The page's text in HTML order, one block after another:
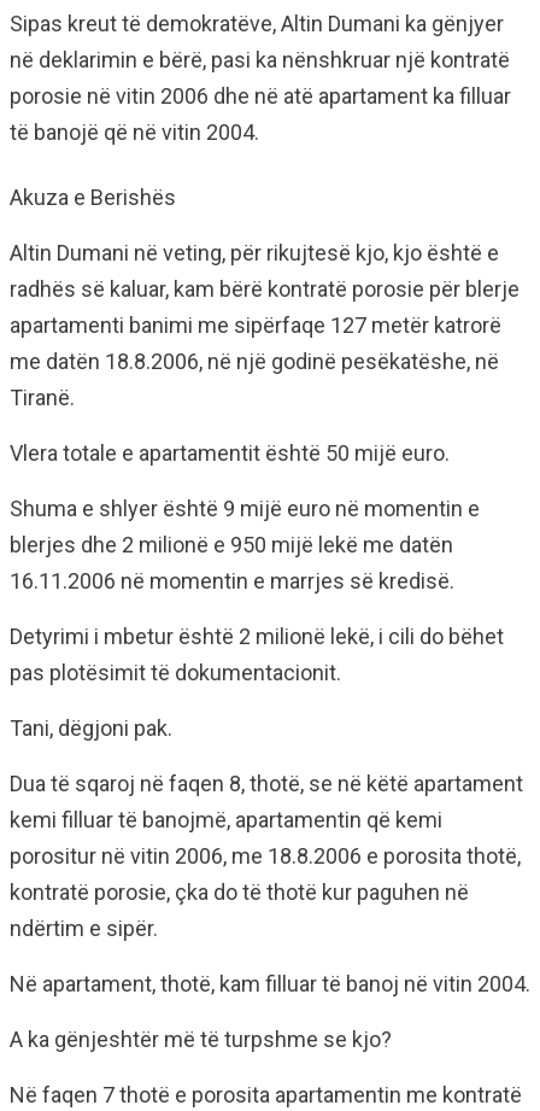
Sipas kreut të demokratëve, Altin Dumani ka gënjyer
në deklarimin e bërë, pasi ka nënshkruar një kontratë
porosie në vitin 2006 dhe në atë apartament ka filluar
të banojë që në vitin 2004.
Akuza e Berishës
Altin Dumani në veting, për rikujtesë kjo, kjo është e
radhës së kaluar, kam bërë kontratë porosie për blerje
apartamenti banimi me sipërfaqe 127 metër katrorë
me datën 18.8.2006, në një godinë pesëkatëshe, në
Tiranë.
Vlera totale e apartamentit është 50 mijë euro.
Shuma e shlyer është 9 mijë euro në momentin e
blerjes dhe 2 milionë e 950 mijë lekë me datën
16.11.2006 në momentin e marrjes së kredisë.
Detyrimi i mbetur është 2 milionë lekë, i cili do bëhet
pas plotësimit të dokumentacionit.
Tani, dëgjoni pak.
Dua të sqaroj në faqen 8, thotë, se në këtë apartament
kemi filluar të banojmë, apartamentin që kemi
porositur në vitin 2006, me 18.8.2006 e porosita thotë,
kontratë porosie, çka do të thotë kur paguhen në
ndërtim e sipër.
Në apartament, thotë, kam filluar të banoj në vitin 2004.
A ka gënjeshtër më të turpshme se kjo?
Në faqen 7 thotë e porosita apartamentin me kontratë